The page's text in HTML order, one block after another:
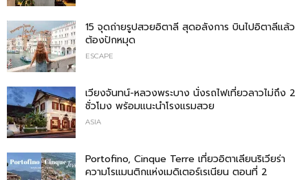
15 จุดถ่ายรูปสวยอิตาลี สุดอลังการ บินไปอิตาลีแล้ว
ต้องปักหมุด
ESCAPE
เวียงจันทน์-หลวงพระบาง นั่งรถไฟเที่ยวลาวไม่ถึง 2
ชั่วโมง พร้อมแนะนำโรงแรมสวย
ASIA
Portofino, Cinque Terre เที่ยวอิตาเลียนริเวียร่า
ความโรแมนติกแห่งเมดิเตอร์เรเนียน ตอนที่ 2